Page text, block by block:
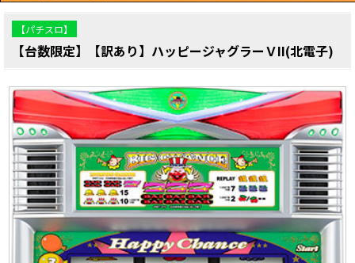
【パチスロ】
【台数限定】【訳あり】ハッピージャグラーＶII(北電子)